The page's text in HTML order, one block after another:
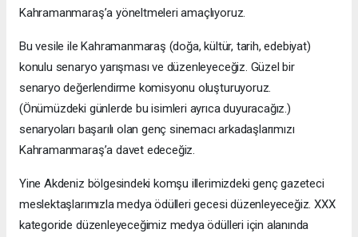
Kahramanmaraş’a yöneltmeleri amaçlıyoruz.
Bu vesile ile Kahramanmaraş (doğa, kültür, tarih, edebiyat)
konulu senaryo yarışması ve düzenleyeceğiz. Güzel bir
senaryo değerlendirme komisyonu oluşturuyoruz.
(Önümüzdeki günlerde bu isimleri ayrıca duyuracağız.)
senaryoları başarılı olan genç sinemacı arkadaşlarımızı
Kahramanmaraş’a davet edeceğiz.
Yine Akdeniz bölgesindeki komşu illerimizdeki genç gazeteci
meslektaşlarımızla medya ödülleri gecesi düzenleyeceğiz. XXX
kategoride düzenleyeceğimiz medya ödülleri için alanında